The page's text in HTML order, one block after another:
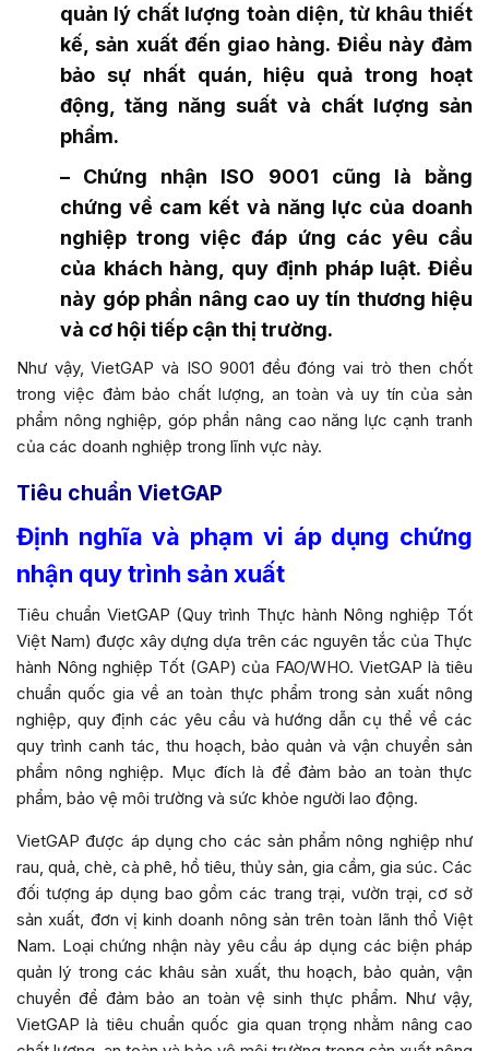
quản lý chất lượng toàn diện, từ khâu thiết
kế, sản xuất đến giao hàng. Điều này đảm
bảo sự nhất quán, hiệu quả trong hoạt
động, tăng năng suất và chất lượng sản
phẩm.
– Chứng nhận ISO 9001 cũng là bằng
chứng về cam kết và năng lực của doanh
nghiệp trong việc đáp ứng các yêu cầu
của khách hàng, quy định pháp luật. Điều
này góp phần nâng cao uy tín thương hiệu
và cơ hội tiếp cận thị trường.
Như vậy, VietGAP và ISO 9001 đều đóng vai trò then chốt
trong việc đảm bảo chất lượng, an toàn và uy tín của sản
phẩm nông nghiệp, góp phần nâng cao năng lực cạnh tranh
của các doanh nghiệp trong lĩnh vực này.
Tiêu chuẩn VietGAP
Định nghĩa và phạm vi áp dụng chứng
nhận quy trình sản xuất
Tiêu chuẩn VietGAP (Quy trình Thực hành Nông nghiệp Tốt
Việt Nam) được xây dựng dựa trên các nguyên tắc của Thực
hành Nông nghiệp Tốt (GAP) của FAO/WHO. VietGAP là tiêu
chuẩn quốc gia về an toàn thực phẩm trong sản xuất nông
nghiệp, quy định các yêu cầu và hướng dẫn cụ thể về các
quy trình canh tác, thu hoạch, bảo quản và vận chuyển sản
phẩm nông nghiệp. Mục đích là để đảm bảo an toàn thực
phẩm, bảo vệ môi trường và sức khỏe người lao động.
VietGAP được áp dụng cho các sản phẩm nông nghiệp như
rau, quả, chè, cà phê, hồ tiêu, thủy sản, gia cầm, gia súc. Các
đối tượng áp dụng bao gồm các trang trại, vườn trại, cơ sở
sản xuất, đơn vị kinh doanh nông sản trên toàn lãnh thổ Việt
Nam. Loại chứng nhận này yêu cầu áp dụng các biện pháp
quản lý trong các khâu sản xuất, thu hoạch, bảo quản, vận
chuyển để đảm bảo an toàn vệ sinh thực phẩm. Như vậy,
VietGAP là tiêu chuẩn quốc gia quan trọng nhằm nâng cao